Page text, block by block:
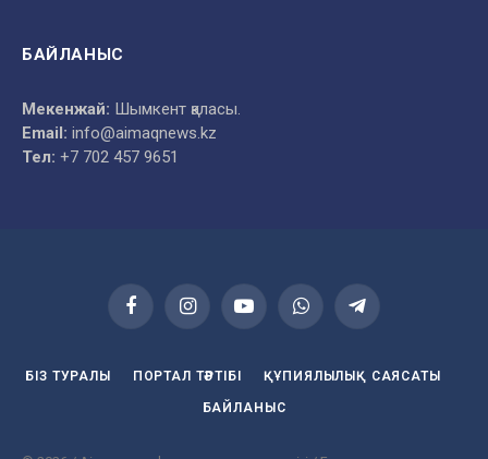
БАЙЛАНЫС
Мекенжай: Шымкент қаласы.
Email: info@aimaqnews.kz
Тел: +7 702 457 9651
FacebookInstagramYouTubeWhatsAppTelegram
БІЗ ТУРАЛЫ ПОРТАЛ ТӘРТІБІ ҚҰПИЯЛЫЛЫҚ САЯСАТЫ
БАЙЛАНЫС